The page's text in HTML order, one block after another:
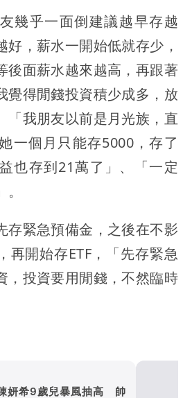
幾乎一面倒建議越早存越
好，薪水一開始低就存少，
後面薪水越來越高，再跟著
覺得閒錢投資積少成多，放
「我朋友以前是月光族，直
一個月只能存5000，存了
也存到21萬了」、「一定
存緊急預備金，之後在不影
再開始存ETF，「先存緊急
，投資要用閒錢，不然臨時
妍希9歲兒暴風抽高 帥